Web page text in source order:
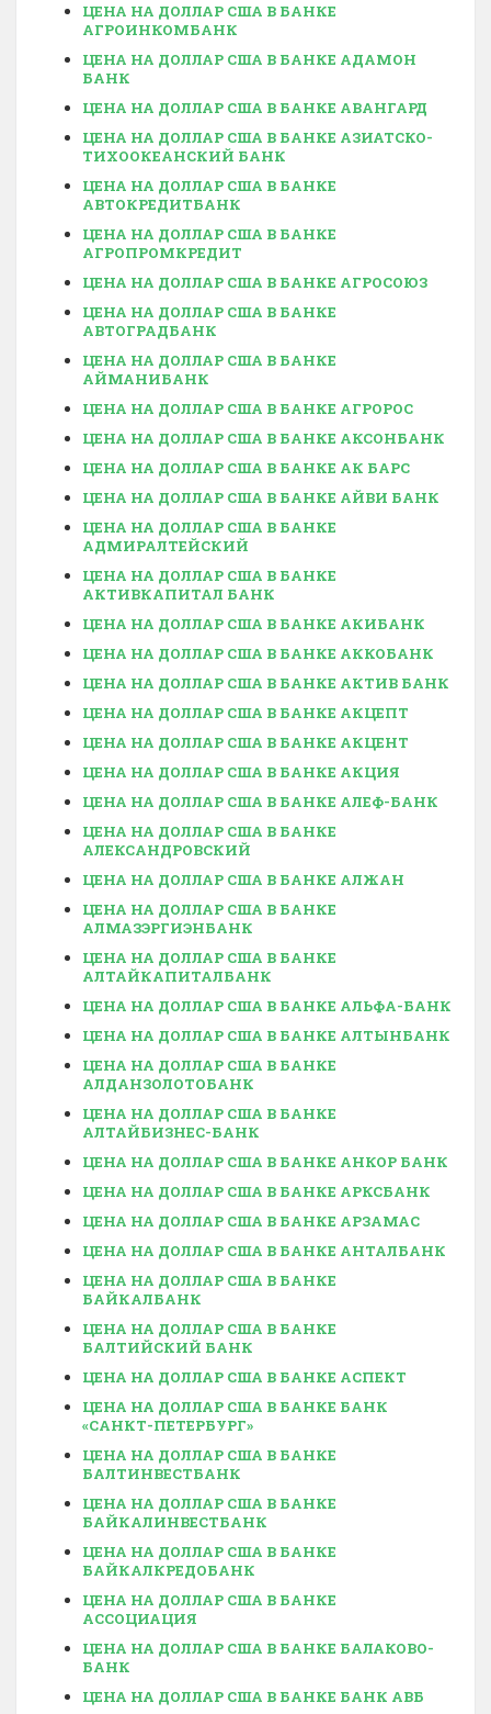
ЦЕНА НА ДОЛЛАР США В БАНКЕ
АГРОИНКОМБАНК
ЦЕНА НА ДОЛЛАР США В БАНКЕ АДАМОН
БАНК
ЦЕНА НА ДОЛЛАР США В БАНКЕ АВАНГАРД
ЦЕНА НА ДОЛЛАР США В БАНКЕ АЗИАТСКО-
ТИХООКЕАНСКИЙ БАНК
ЦЕНА НА ДОЛЛАР США В БАНКЕ
АВТОКРЕДИТБАНК
ЦЕНА НА ДОЛЛАР США В БАНКЕ
АГРОПРОМКРЕДИТ
ЦЕНА НА ДОЛЛАР США В БАНКЕ АГРОСОЮЗ
ЦЕНА НА ДОЛЛАР США В БАНКЕ
АВТОГРАДБАНК
ЦЕНА НА ДОЛЛАР США В БАНКЕ
АЙМАНИБАНК
ЦЕНА НА ДОЛЛАР США В БАНКЕ АГРОРОС
ЦЕНА НА ДОЛЛАР США В БАНКЕ АКСОНБАНК
ЦЕНА НА ДОЛЛАР США В БАНКЕ АК БАРС
ЦЕНА НА ДОЛЛАР США В БАНКЕ АЙВИ БАНК
ЦЕНА НА ДОЛЛАР США В БАНКЕ
АДМИРАЛТЕЙСКИЙ
ЦЕНА НА ДОЛЛАР США В БАНКЕ
АКТИВКАПИТАЛ БАНК
ЦЕНА НА ДОЛЛАР США В БАНКЕ АКИБАНК
ЦЕНА НА ДОЛЛАР США В БАНКЕ АККОБАНК
ЦЕНА НА ДОЛЛАР США В БАНКЕ АКТИВ БАНК
ЦЕНА НА ДОЛЛАР США В БАНКЕ АКЦЕПТ
ЦЕНА НА ДОЛЛАР США В БАНКЕ АКЦЕНТ
ЦЕНА НА ДОЛЛАР США В БАНКЕ АКЦИЯ
ЦЕНА НА ДОЛЛАР США В БАНКЕ АЛЕФ-БАНК
ЦЕНА НА ДОЛЛАР США В БАНКЕ
АЛЕКСАНДРОВСКИЙ
ЦЕНА НА ДОЛЛАР США В БАНКЕ АЛЖАН
ЦЕНА НА ДОЛЛАР США В БАНКЕ
АЛМАЗЭРГИЭНБАНК
ЦЕНА НА ДОЛЛАР США В БАНКЕ
АЛТАЙКАПИТАЛБАНК
ЦЕНА НА ДОЛЛАР США В БАНКЕ АЛЬФА-БАНК
ЦЕНА НА ДОЛЛАР США В БАНКЕ АЛТЫНБАНК
ЦЕНА НА ДОЛЛАР США В БАНКЕ
АЛДАНЗОЛОТОБАНК
ЦЕНА НА ДОЛЛАР США В БАНКЕ
АЛТАЙБИЗНЕС-БАНК
ЦЕНА НА ДОЛЛАР США В БАНКЕ АНКОР БАНК
ЦЕНА НА ДОЛЛАР США В БАНКЕ АРКСБАНК
ЦЕНА НА ДОЛЛАР США В БАНКЕ АРЗАМАС
ЦЕНА НА ДОЛЛАР США В БАНКЕ АНТАЛБАНК
ЦЕНА НА ДОЛЛАР США В БАНКЕ
БАЙКАЛБАНК
ЦЕНА НА ДОЛЛАР США В БАНКЕ
БАЛТИЙСКИЙ БАНК
ЦЕНА НА ДОЛЛАР США В БАНКЕ АСПЕКТ
ЦЕНА НА ДОЛЛАР США В БАНКЕ БАНК
«САНКТ-ПЕТЕРБУРГ»
ЦЕНА НА ДОЛЛАР США В БАНКЕ
БАЛТИНВЕСТБАНК
ЦЕНА НА ДОЛЛАР США В БАНКЕ
БАЙКАЛИНВЕСТБАНК
ЦЕНА НА ДОЛЛАР США В БАНКЕ
БАЙКАЛКРЕДОБАНК
ЦЕНА НА ДОЛЛАР США В БАНКЕ
АССОЦИАЦИЯ
ЦЕНА НА ДОЛЛАР США В БАНКЕ БАЛАКОВО-
БАНК
ЦЕНА НА ДОЛЛАР США В БАНКЕ БАНК АВБ